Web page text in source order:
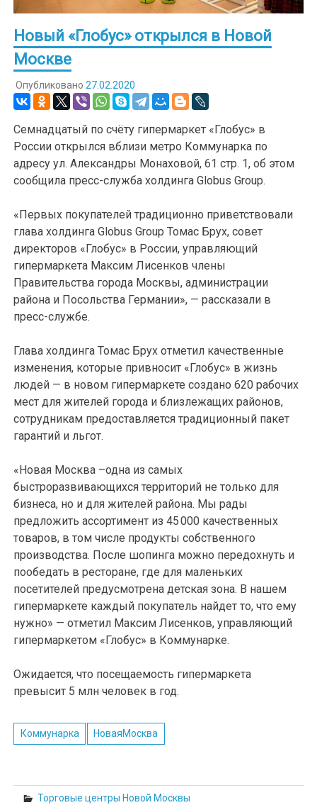
Новый «Глобус» открылся в Новой
Москве
Опубликовано 27.02.2020
Семнадцатый по счёту гипермаркет «Глобус» в
России открылся вблизи метро Коммунарка по
адресу ул. Александры Монаховой, 61 стр. 1, об этом
сообщила пресс-служба холдинга Globus Group.
«Первых покупателей традиционно приветствовали
глава холдинга Globus Group Томас Брух, совет
директоров «Глобус» в России, управляющий
гипермаркета Максим Лисенков члены
Правительства города Москвы, администрации
района и Посольства Германии», — рассказали в
пресс-службе.
Глава холдинга Томас Брух отметил качественные
изменения, которые привносит «Глобус» в жизнь
людей — в новом гипермаркете создано 620 рабочих
мест для жителей города и близлежащих районов,
сотрудникам предоставляется традиционный пакет
гарантий и льгот.
«Новая Москва –одна из самых
быстроразвивающихся территорий не только для
бизнеса, но и для жителей района. Мы рады
предложить ассортимент из 45 000 качественных
товаров, в том числе продукты собственного
производства. После шопинга можно передохнуть и
пообедать в ресторане, где для маленьких
посетителей предусмотрена детская зона. В нашем
гипермаркете каждый покупатель найдет то, что ему
нужно» — отметил Максим Лисенков, управляющий
гипермаркетом «Глобус» в Коммунарке.
Ожидается, что посещаемость гипермаркета
превысит 5 млн человек в год.
Коммунарка НоваяМосква
Торговые центры Новой Москвы